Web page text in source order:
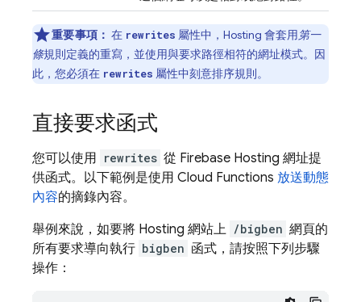
重要事項： 在 rewrites 屬性中，Hosting 會套用第一
條規則定義的重寫，並使用與要求路徑相符的網址模式。因
此，您必須在 rewrites 屬性中刻意排序規則。
直接要求函式
您可以使用 rewrites 從 Firebase Hosting 網址提
供函式。以下範例是使用 Cloud Functions 放送動態
內容的摘錄內容。
舉例來說，如要將 Hosting 網站上 /bigben 網頁的
所有要求導向執行 bigben 函式，請按照下列步驟
操作：